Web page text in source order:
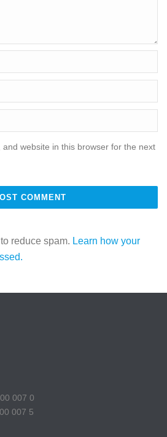
and website in this browser for the next
reduce spam. Learn how your
007 0
007 5